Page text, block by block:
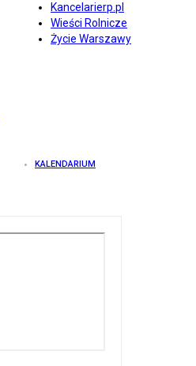
Kancelarierp.pl
Wieści Rolnicze
Życie Warszawy
KALENDARIUM